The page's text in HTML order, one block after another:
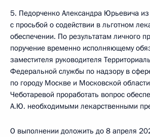
5. Педорченко Александра Юрьевича
с просьбой о содействии в льготном
обеспечении. По результатам личного
поручение временно исполняющему
заместителя руководителя
Федеральной службы по надзору в
по городу Москве и Московской
Чеботаревой проработать вопрос
А.Ю. необходимыми лекарственными
О выполнении доложить до 8 апреля